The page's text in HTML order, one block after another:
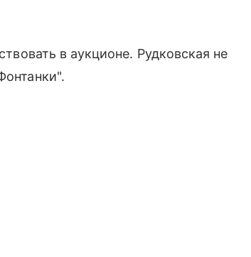
в аукционе. Рудковская не